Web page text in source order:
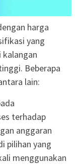
harga
yang
kalangan
Beberapa
lain:
terhadap
anggaran
pilihan yang
menggunakan